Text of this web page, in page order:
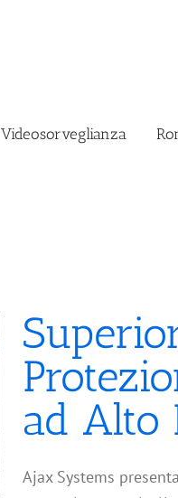
Videosorveglianza
ad Alto
Ajax Systems